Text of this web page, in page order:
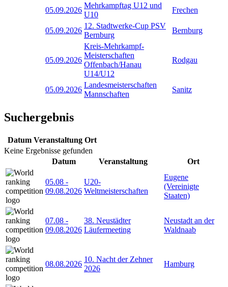
05.09.2026
Mehrkampftag U12 und
U10
Frechen
05.09.2026
12. Stadtwerke-Cup PSV
Bernburg
Bernburg
05.09.2026
Kreis-Mehrkampf-
Meisterschaften
Offenbach/Hanau
U14/U12
Rodgau
05.09.2026
Landesmeisterschaften
Mannschaften
Sanitz
Suchergebnis
Datum Veranstaltung Ort
Keine Ergebnisse gefunden
Datum
Veranstaltung Ort
05.08 -
09.08.2026
U20-
Weltmeisterschaften
Eugene
(Vereinigte
Staaten)
07.08 -
09.08.2026
38. Neustädter
Läufermeeting
Neustadt an der
Waldnaab
08.08.2026
10. Nacht der Zehner
2026
Hamburg